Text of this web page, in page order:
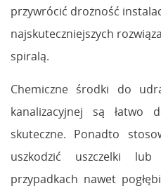
przywrócić drożność
najskuteczniejszych
spiralą.
Chemiczne środki do
kanalizacyjnej są łatwo
skuteczne. Ponadto
uszkodzić uszczelki
przypadkach nawet